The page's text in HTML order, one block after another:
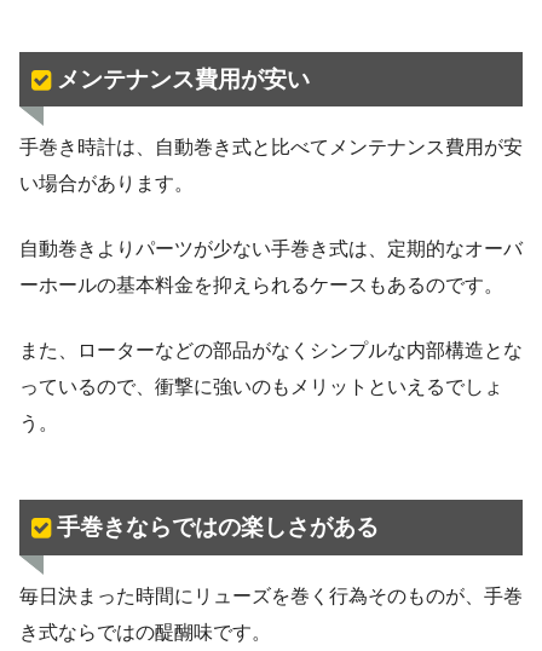
メンテナンス費用が安い
手巻き時計は、自動巻き式と比べてメンテナンス費用が安
い場合があります。
自動巻きよりパーツが少ない手巻き式は、定期的なオーバ
ーホールの基本料金を抑えられるケースもあるのです。
また、ローターなどの部品がなくシンプルな内部構造とな
っているので、衝撃に強いのもメリットといえるでしょ
う。
手巻きならではの楽しさがある
毎日決まった時間にリューズを巻く行為そのものが、手巻
き式ならではの醍醐味です。